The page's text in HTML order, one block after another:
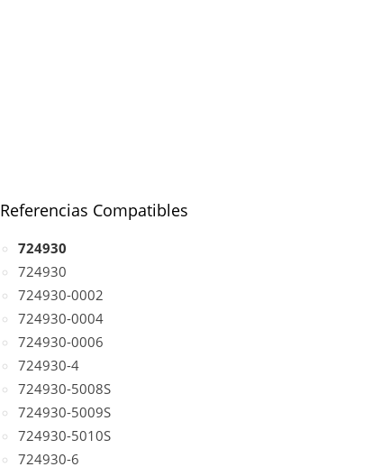
Referencias Compatibles
724930
724930
724930-0002
724930-0004
724930-0006
724930-4
724930-5008S
724930-5009S
724930-5010S
724930-6